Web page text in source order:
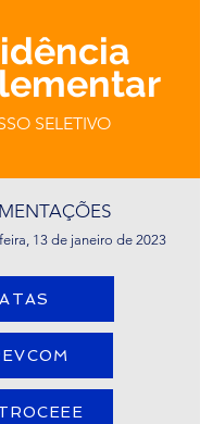
SELETIVO
13 de janeiro de 2023
ATAS